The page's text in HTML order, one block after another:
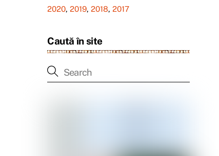
2020, 2019, 2018, 2017
Caută în site